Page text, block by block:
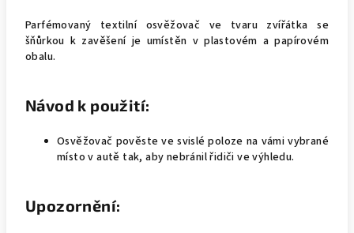
Parfémovaný textilní osvěžovač ve tvaru zvířátka se
šňůrkou k zavěšení je umístěn v plastovém a papírovém
obalu.
Návod k použití:
Osvěžovač pověste ve svislé poloze na vámi vybrané
místo v autě tak, aby nebránil řidiči ve výhledu.
Upozornění: